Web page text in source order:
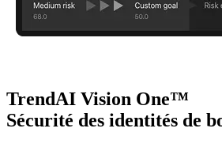
TrendAI Vision One™
Sécurité des identités de